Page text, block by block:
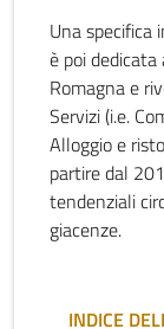
Una specifica
è poi
Romagna e
Servizi (i.e.
Alloggio e
partire dal
tendenziali
giacenze.
INDICE